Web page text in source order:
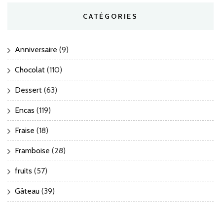
CATÉGORIES
Anniversaire (9)
Chocolat (110)
Dessert (63)
Encas (119)
Fraise (18)
Framboise (28)
fruits (57)
Gâteau (39)